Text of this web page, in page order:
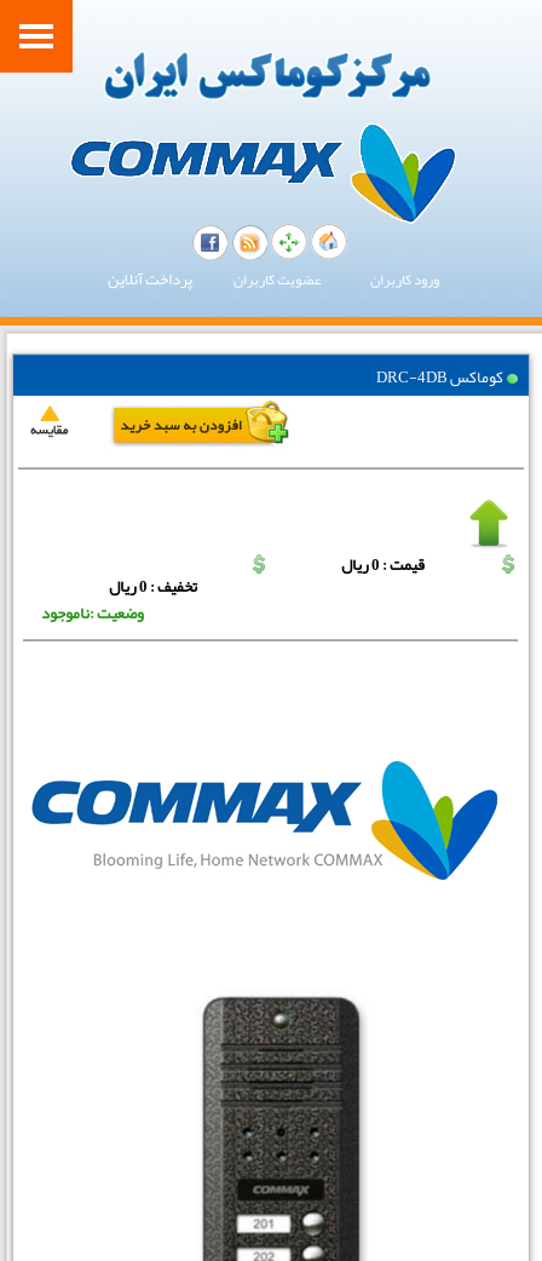
ورود کاربران عضویت کاربران پرداخت آنلاین
کوماکس DRC-4DB
قیمت : 0 ریال
تخفیف : 0 ریال
وضعیت :ناموجود